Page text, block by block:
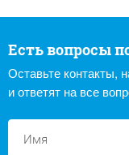
Есть вопросы
Оставьте контакты,
и ответят на все